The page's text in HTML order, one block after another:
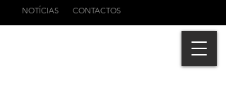
NOTÍCIAS CONTACTOS